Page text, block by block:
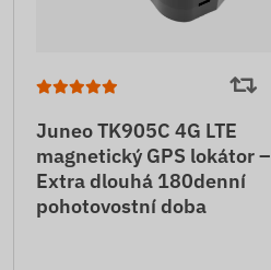
Juneo TK905C 4G LTE
magnetický GPS lokátor –
Extra dlouhá 180denní
pohotovostní doba